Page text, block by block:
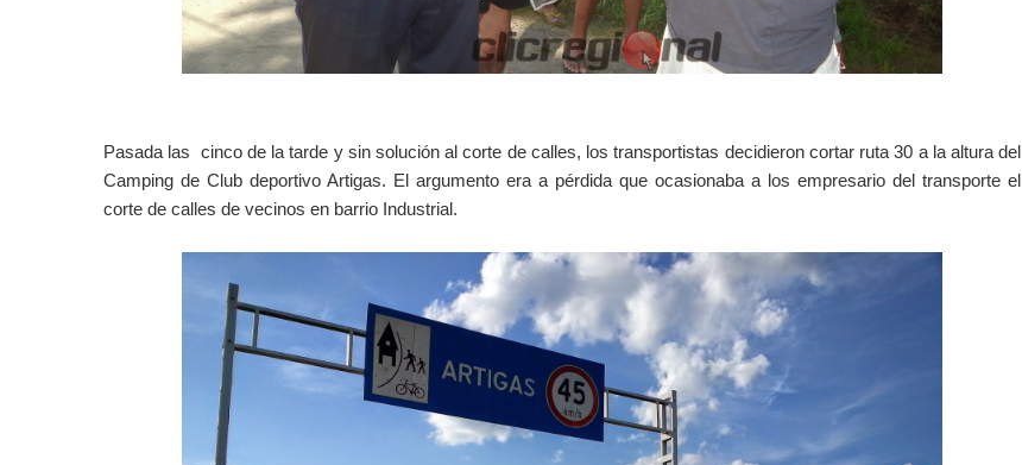
Pasada las cinco de la tarde y sin solución al corte de calles, los transportistas decidieron cortar ruta 30 a la altura del
Camping de Club deportivo Artigas. El argumento era a pérdida que ocasionaba a los empresario del transporte el
corte de calles de vecinos en barrio Industrial.